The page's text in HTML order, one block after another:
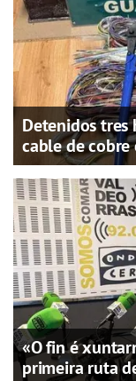
Detenidos
cable de cobre
«O fin é
primeira ruta